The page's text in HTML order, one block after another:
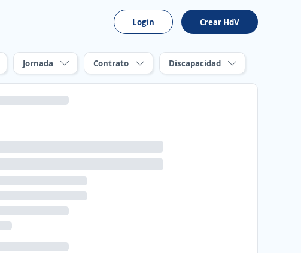
Login Crear HdV
Jornada Contrato Discapacidad